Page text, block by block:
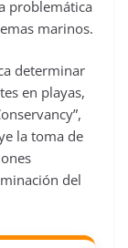
problemática
marinos.
determinar
en playas,
la toma de
del